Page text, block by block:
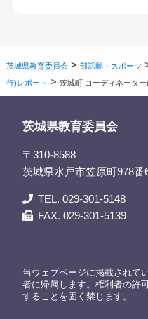
茨城県教育委員会 >部活動・スポーツ
行)レポート >茨城町 コーディネータ
茨城県教育委員会
〒310-8588
茨城県水戸市笠原町978
TEL. 029-301-5148
FAX. 029-301-5139
当ウェブページに掲載されて
者に帰属します。権利者の許
することを固く禁じます。